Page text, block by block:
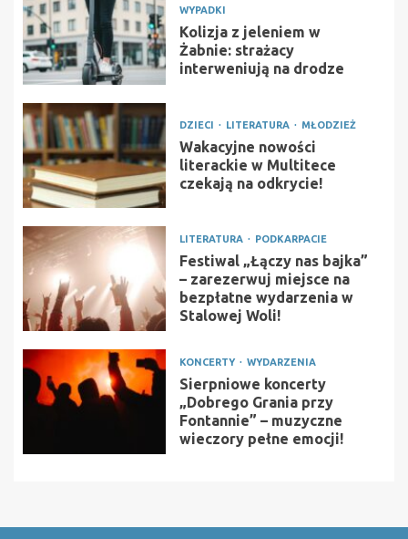
WYPADKI
Kolizja z jeleniem w
Żabnie: strażacy
interweniują na drodze
DZIECI LITERATURA MŁODZIEŻ
Wakacyjne nowości
literackie w Multitece
czekają na odkrycie!
LITERATURA PODKARPACIE
Festiwal „Łączy nas bajka”
– zarezerwuj miejsce na
bezpłatne wydarzenia w
Stalowej Woli!
KONCERTY WYDARZENIA
Sierpniowe koncerty
„Dobrego Grania przy
Fontannie” – muzyczne
wieczory pełne emocji!